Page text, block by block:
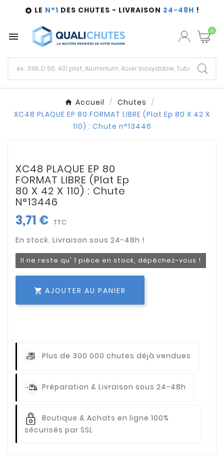
 LE N°1 DES CHUTES - LIVRAISON 24-48H !
 0
Accueil
Chutes
XC48 PLAQUE EP 80 FORMAT LIBRE (Plat Ep 80 X 42 X
110) : Chute n°13446
XC48 PLAQUE EP 80
FORMAT LIBRE (Plat Ep
80 X 42 X 110) : Chute
N°13446
3,71 € TTC
Il ne reste qu' 1 pièce en stock, dépêchez-vous !
 AJOUTER AU PANIER
Plus de 300 000 chutes déjà vendues
Préparation & Livraison sous 24-48h
Boutique & Achats en ligne 100%
sécurisés par SSL